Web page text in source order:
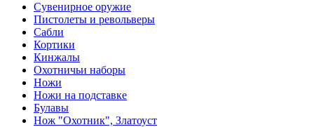
Сувенирное оружие
Пистолеты и револьверы
Сабли
Кортики
Кинжалы
Охотничьи наборы
Ножи
Ножи на подставке
Булавы
Нож "Охотник", Златоуст